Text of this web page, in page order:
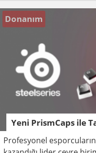
Yeni PrismCaps ile
Donanım
Profesyonel